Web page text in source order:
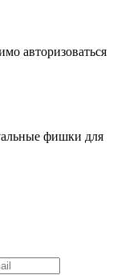
авторизоваться
фишки для